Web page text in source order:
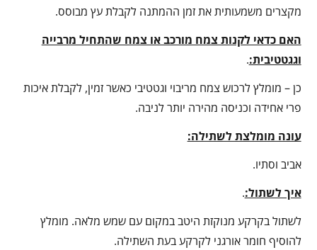
מקצרים משמעותית את זמן ההמתנה לקבלת עץ מבוסס.
האם כדאי לקנות צמח מורכב או צמח שהתחיל מרבייה
וגגטטיבית:.
כן – מומלץ לרכוש צמח מריבוי וגטטיבי כאשר זמין, לקבלת איכות
פרי אחידה וכניסה מהירה יותר לניבה.
עונה מומלצת לשתילה:
אביב וסתיו.
איך לשתול:.
לשתול בקרקע מנוקזת היטב במקום עם שמש מלאה. מומלץ
להוסיף חומר אורגני לקרקע בעת השתילה.